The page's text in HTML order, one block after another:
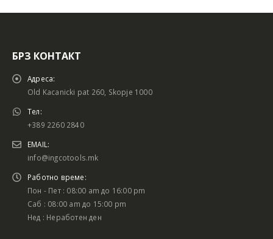
БРЗ КОНТАКТ
Адреса:
Old Kacanicki pat 260, Skopje 1000
Тел:
+389 2260 2840
EMAIL:
info@ingcotools.mk
Работно време:
Пон - Пет : 08:00 am до 16:00 pm
Саб : 08:00 am до 15:00 pm
Нед : Неработен ден